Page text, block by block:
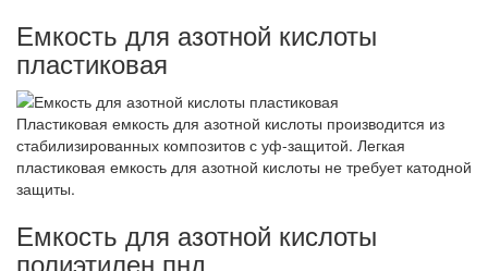
Емкость для азотной кислоты
пластиковая
Пластиковая емкость для азотной кислоты производится из
стабилизированных композитов с уф-защитой. Легкая
пластиковая емкость для азотной кислоты не требует катодной
защиты.
Емкость для азотной кислоты
полиэтилен пнд